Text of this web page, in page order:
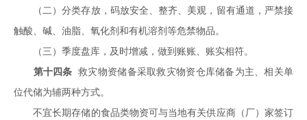
（二）分类存放，码放安全、整齐、美观，留有通道，严禁接
触酸、碱、油脂、氧化剂和有机溶剂等危禁物品。
（三）季度盘库，及时增减，做到账账、账实相符。
第十四条 救灾物资储备采取救灾物资仓库储备为主、相关单
位代储为辅两种方式。
不宜长期存储的食品类物资可与当地有关供应商（厂）家签订